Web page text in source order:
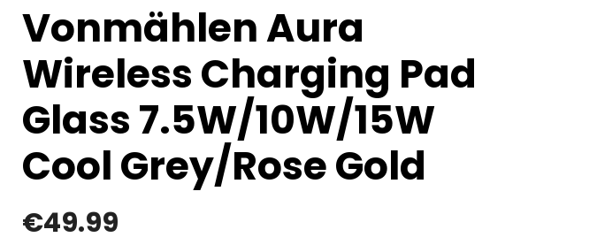
Vonmählen Aura
Wireless Charging Pad
Glass 7.5W/10W/15W
Cool Grey/Rose Gold
€49.99